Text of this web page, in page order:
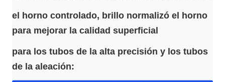
el horno controlado, brillo normalizó el horno
para mejorar la calidad superficial
para los tubos de la alta precisión y los tubos
de la aleación: